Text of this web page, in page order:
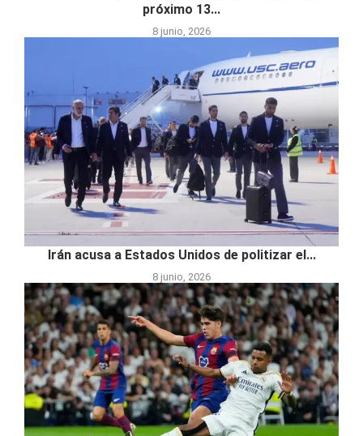
próximo 13...
8 junio, 2026
Irán acusa a Estados Unidos de politizar el...
8 junio, 2026